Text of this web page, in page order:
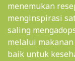
menemukan
menginspirasi
saling
melalui
baik untuk